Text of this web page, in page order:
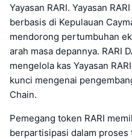
Yayasan RARI. Yayasan
berbasis di Kepulauan
mendorong pertumbuhan
arah masa depannya. RARI
mengelola kas Yayasan
kunci mengenai
Chain.
Pemegang token RARI
berpartisipasi dalam